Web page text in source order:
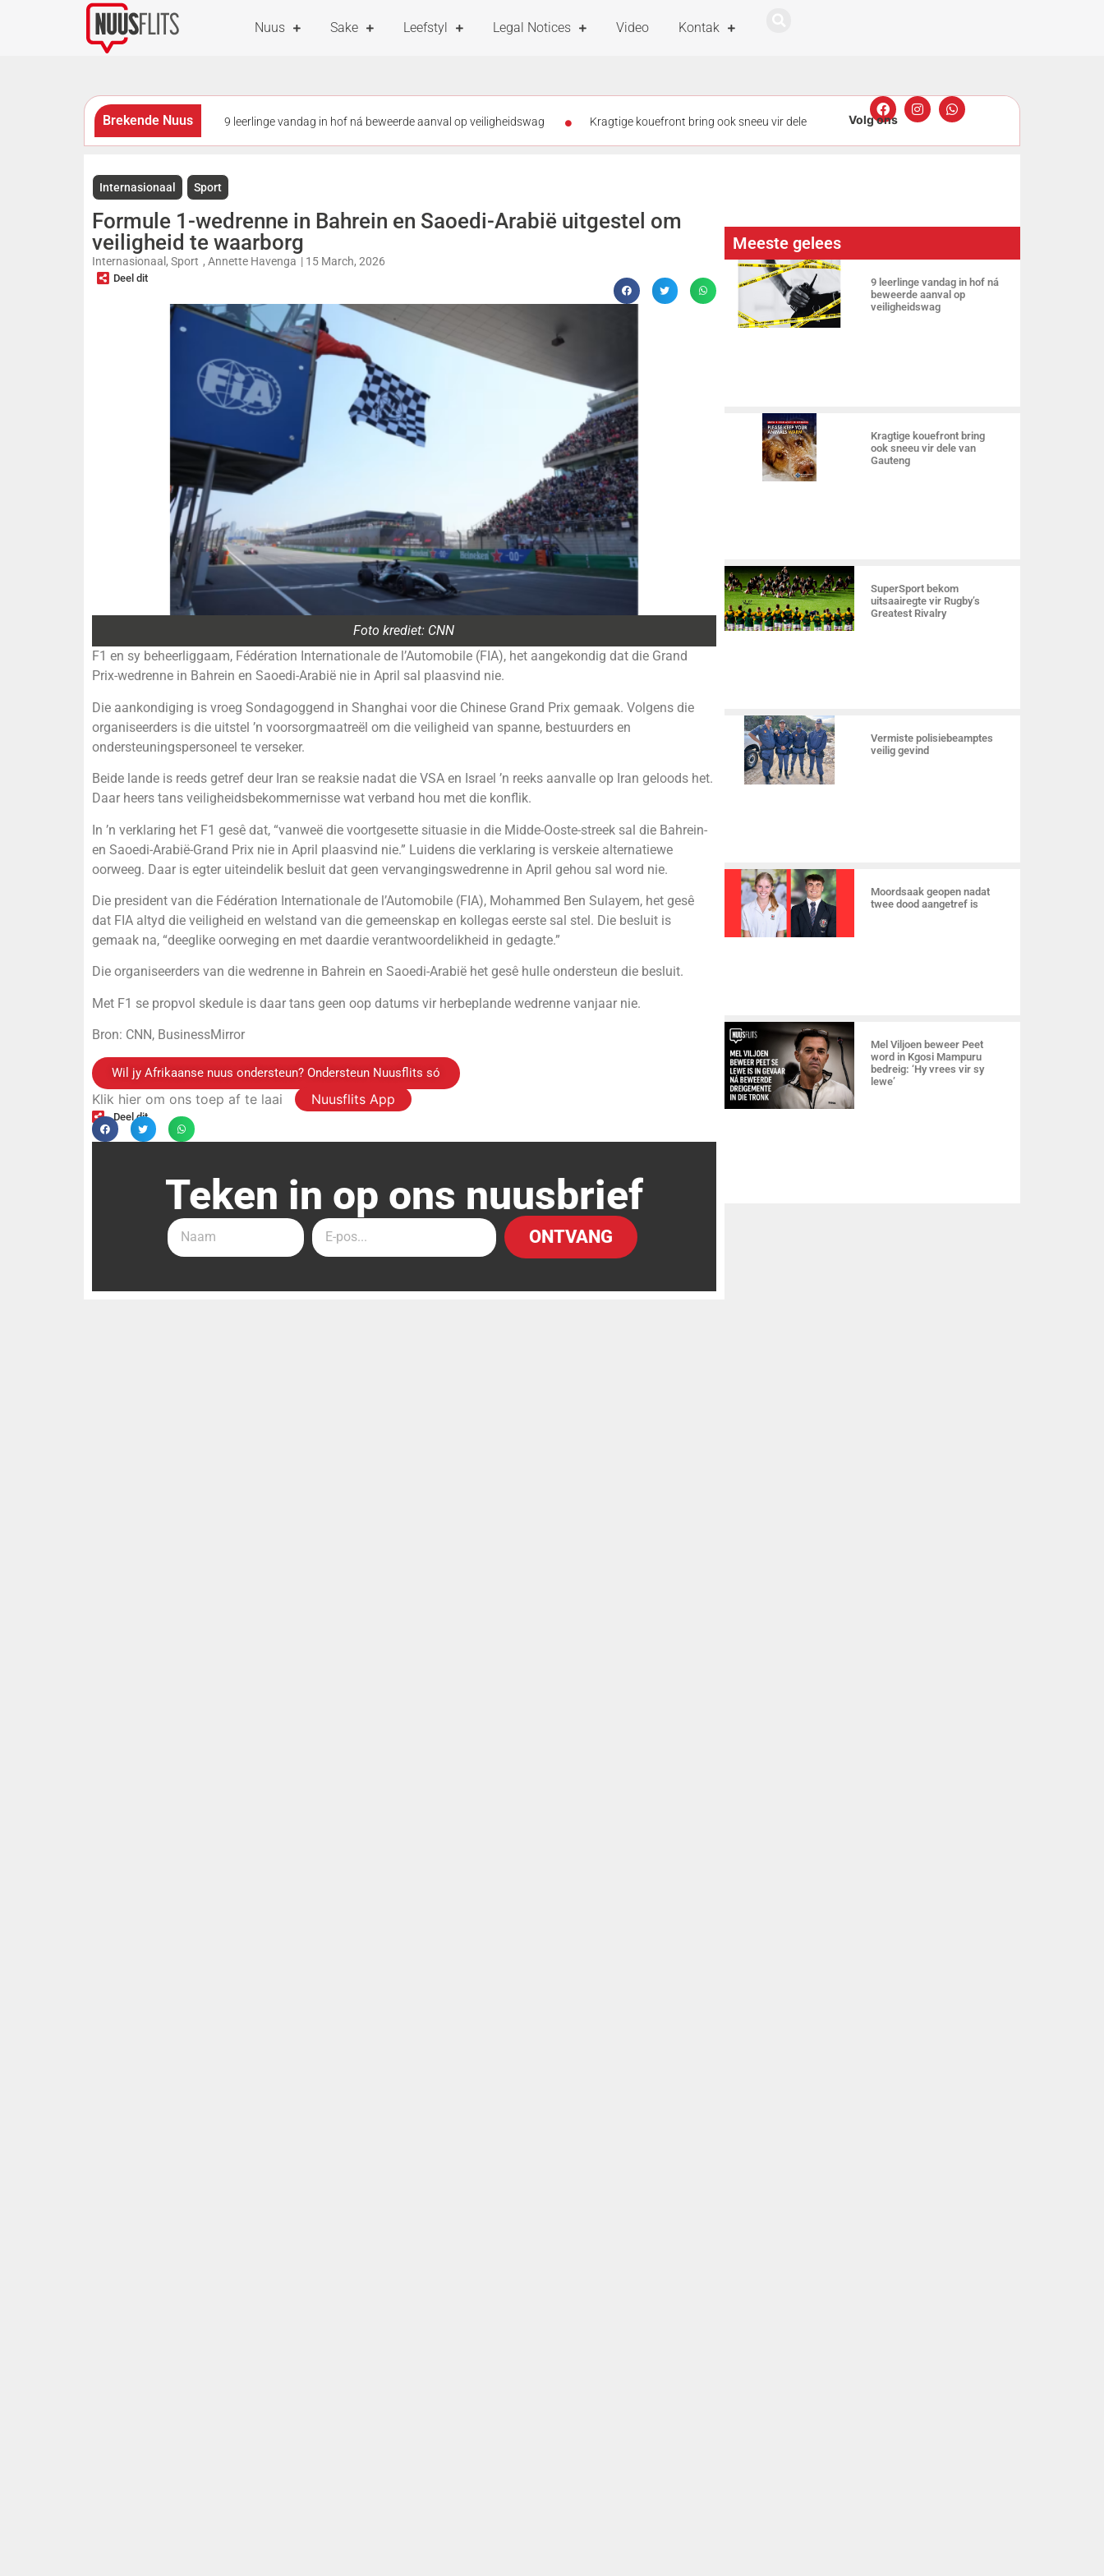
Nuus Sake Leefstyl Legal Notices Video Kontak
Brekende Nuus 9 leerlinge vandag in hof ná beweerde aanval op veiligheidswag Kragtige kouefront bring ook sneeu vir dele
gevind
dood aangetref is
Internasionaal Sport
Formule 1-wedrenne in Bahrein en Saoedi-Arabië uitgestel om
veiligheid te waarborg
Internasionaal , Sport , Annette Havenga | 15 March, 2026
Deel dit
Foto krediet: CNN
F1 en sy beheerliggaam, Fédération Internationale de l’Automobile (FIA), het aangekondig dat die Grand
Prix-wedrenne in Bahrein en Saoedi-Arabië nie in April sal plaasvind nie.
Die aankondiging is vroeg Sondagoggend in Shanghai voor die Chinese Grand Prix gemaak. Volgens die
organiseerders is die uitstel ’n voorsorgmaatreël om die veiligheid van spanne, bestuurders en
ondersteuningspersoneel te verseker.
Beide lande is reeds getref deur Iran se reaksie nadat die VSA en Israel ’n reeks aanvalle op Iran geloods het.
Daar heers tans veiligheidsbekommernisse wat verband hou met die konflik.
In ’n verklaring het F1 gesê dat, “vanweë die voortgesette situasie in die Midde-Ooste-streek sal die Bahrein-
en Saoedi-Arabië-Grand Prix nie in April plaasvind nie.” Luidens die verklaring is verskeie alternatiewe
oorweeg. Daar is egter uiteindelik besluit dat geen vervangingswedrenne in April gehou sal word nie.
Die president van die Fédération Internationale de l’Automobile (FIA), Mohammed Ben Sulayem, het gesê
dat FIA altyd die veiligheid en welstand van die gemeenskap en kollegas eerste sal stel. Die besluit is
gemaak na, “deeglike oorweging en met daardie verantwoordelikheid in gedagte.”
Die organiseerders van die wedrenne in Bahrein en Saoedi-Arabië het gesê hulle ondersteun die besluit.
Met F1 se propvol skedule is daar tans geen oop datums vir herbeplande wedrenne vanjaar nie.
Bron: CNN, BusinessMirror
Wil jy Afrikaanse nuus ondersteun? Ondersteun Nuusflits só
Klik hier om ons toep af te laai Nuusflits App
Deel dit
Teken in op ons nuusbrief
ONTVANG
Meeste gelees
9 leerlinge vandag in hof ná
beweerde aanval op
veiligheidswag
Kragtige kouefront bring
ook sneeu vir dele van
Gauteng
SuperSport bekom
uitsaairegte vir Rugby’s
Greatest Rivalry
Vermiste polisiebeamptes
veilig gevind
Moordsaak geopen nadat
twee dood aangetref is
Mel Viljoen beweer Peet
word in Kgosi Mampuru
bedreig: ‘Hy vrees vir sy
lewe’